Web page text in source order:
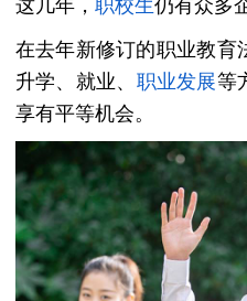
这几年， 职校生仍有众多
在去年新修订的职业教育
升学、就业、 职业发展等
享有平等机会。